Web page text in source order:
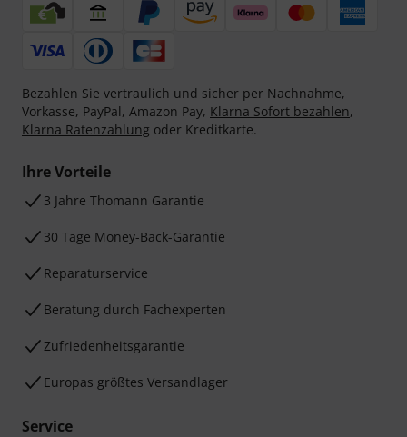
Bezahlen Sie vertraulich und sicher per Nachnahme,
Vorkasse, PayPal, Amazon Pay, Klarna Sofort bezahlen,
Klarna Ratenzahlung oder Kreditkarte.
Ihre Vorteile
3 Jahre Thomann Garantie
30 Tage Money-Back-Garantie
Reparaturservice
Beratung durch Fachexperten
Zufriedenheitsgarantie
Europas größtes Versandlager
Service